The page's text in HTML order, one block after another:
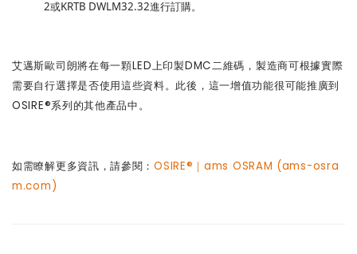
2或KRTB DWLM32.32進行訂購。
艾邁斯歐司朗將在每一顆LED上印製DMC二維碼，製造商可根據實際
需要自行選擇是否使用這些資料。此後，這一增值功能很可能推廣到
OSIRE®系列的其他產品中。
如需瞭解更多資訊，請參閱：OSIRE® ｜ams OSRAM (ams-osra
m.com)